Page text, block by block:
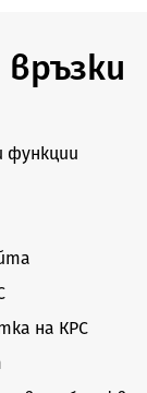
функции
на КРС